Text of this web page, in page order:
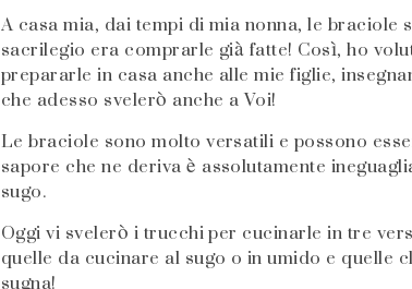
A casa mia, dai tempi di mia nonna, le
sacrilegio era comprarle già fatte! Così, ho
prepararle in casa anche alle mie figlie,
che adesso svelerò anche a Voi!
Le braciole sono molto versatili e possono
sapore che ne deriva è assolutamente
sugo.
Oggi vi svelerò i trucchi per cucinarle in tre
quelle da cucinare al sugo o in umido e quelle